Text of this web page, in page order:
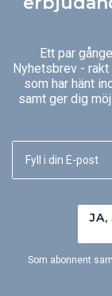
Ett par
Nyhetsbrev -
som har hänt
samt ger dig
JA,
Som abonnent